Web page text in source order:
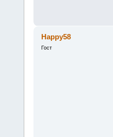
Happy58
Гост